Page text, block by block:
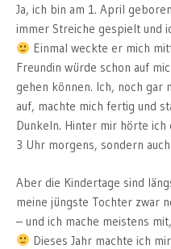
Ja, ich bin am 1. April
immer Streiche gespielt und
Einmal weckte er mich
Freundin würde schon auf
gehen können. Ich, noch gar
auf, machte mich fertig und
Dunkeln. Hinter mir hörte
3 Uhr morgens, sondern
Aber die Kindertage sind
meine jüngste Tochter zwar
– und ich mache meistens
Dieses Jahr machte ich